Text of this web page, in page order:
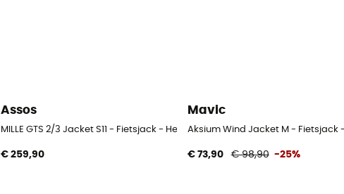
Assos
MILLE GTS 2/3 Jacket S11 - Fietsjack - Heren
€ 259,90
Mavic
Aksium Wind Jacket M - Fietsjack
€ 73,90 € 98,90 -25%